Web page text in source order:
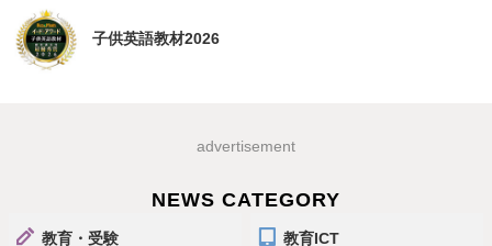
子供英語教材2026
advertisement
NEWS CATEGORY
教育・受験 教育ICT